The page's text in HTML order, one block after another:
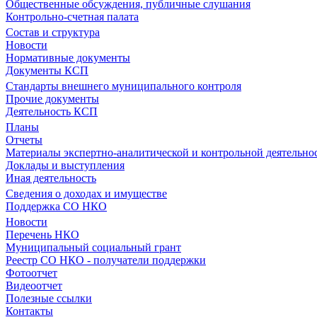
Общественные обсуждения, публичные слушания
Контрольно-счетная палата
Состав и структура
Новости
Нормативные документы
Документы КСП
Стандарты внешнего муниципального контроля
Прочие документы
Деятельность КСП
Планы
Отчеты
Материалы экспертно-аналитической и контрольной
Доклады и выступления
Иная деятельность
Сведения о доходах и имуществе
Поддержка СО НКО
Новости
Перечень НКО
Муниципальный социальный грант
Реестр СО НКО - получатели поддержки
Фотоотчет
Видеоотчет
Полезные ссылки
Контакты